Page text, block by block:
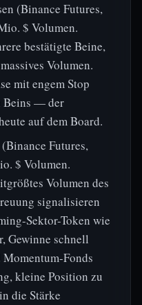
(Binance Futures,
$ Volumen.
bestätigte Beine,
Volumen.
mit engem Stop
Beins — der
auf dem Board.
Futures,
$ Volumen.
Volumen des
signalisieren
Sektor-Token wie
Gewinne schnell
Fonds
kleine Position zu
die Stärke